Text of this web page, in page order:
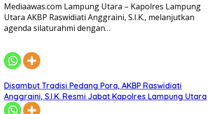
Mediaawas.com Lampung Utara – Kapolres Lampung
Utara AKBP Raswidiati Anggraini, S.I.K., melanjutkan
agenda silaturahmi dengan…
Disambut Tradisi Pedang Pora, AKBP Raswidiati
Anggraini, S.I.K. Resmi Jabat Kapolres Lampung Utara